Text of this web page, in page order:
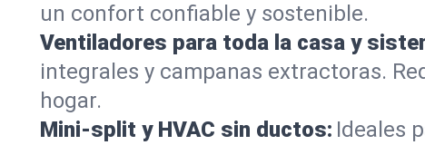
un confort confiable y sostenible.
Ventiladores para toda la casa y
integrales y campanas extractoras.
hogar.
Mini-split y HVAC sin ductos: Ideales